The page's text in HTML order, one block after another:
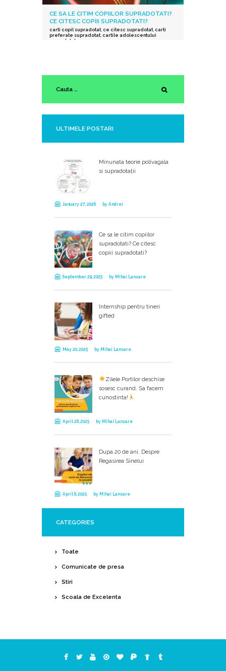
CE SA LE CITIM COPIILOR SUPRADOTATI?
CE CITESC COPIII SUPRADOTATI?
carti copil supradotat, ce citesc supradotat, carti
preferate supradotat, cartile adolescentului
supradotat
ULTIMELE POSTARI
Minunata teorie polivagala
si supradotații
January 27, 2026 byAndrei
Ce sa le citim copiilor
supradotati? Ce citesc
copiii supradotati?
September 29, 2025 by Mihai Lansare
Internship pentru tineri
gifted
May 20, 2025 by Mihai Lansare
Zilele Portilor deschise
sosesc curand. Sa facem
cunostinta!
April 26, 2025 by Mihai Lansare
Dupa 20 de ani. Despre
Regasirea Sinelui
April 8, 2025 by Mihai Lansare
CATEGORIES
Toate
Comunicate de presa
Stiri
Scoala de Excelenta